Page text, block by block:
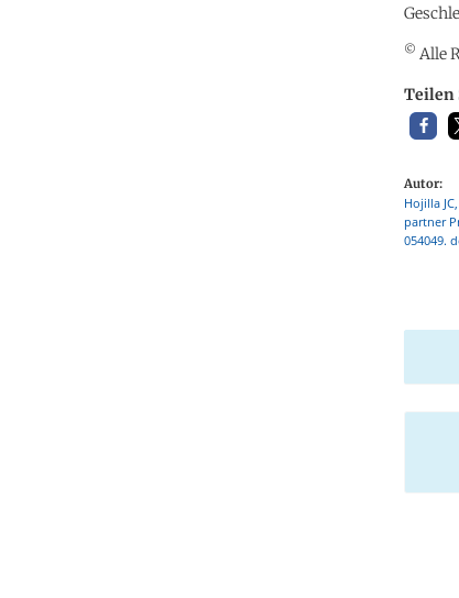
© Alle
Teilen
Autor:
Hojilla
partner
054049.